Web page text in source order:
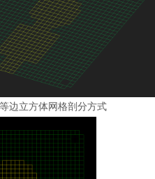
边立方体网格剖分方式